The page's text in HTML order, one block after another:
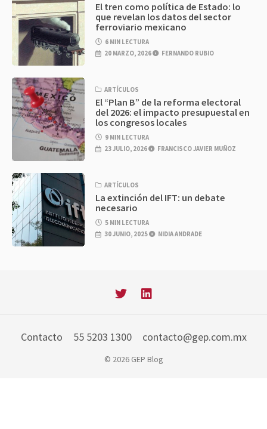
El tren como política de Estado: lo
que revelan los datos del sector
ferroviario mexicano
6 MIN LECTURA
20 MARZO, 2026
FERNANDO RUBIO
ARTÍCULOS
El “Plan B” de la reforma electoral
del 2026: el impacto presupuestal en
los congresos locales
9 MIN LECTURA
23 JULIO, 2026
FRANCISCO JAVIER MUÑOZ
ARTÍCULOS
La extinción del IFT: un debate
necesario
5 MIN LECTURA
30 JUNIO, 2025
NIDIA ANDRADE
Contacto 55 5203 1300 contacto@gep.com.mx
© 2026 GEP Blog